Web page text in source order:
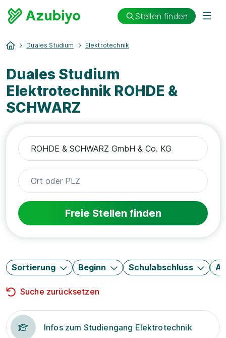
Stellen finden
Duales Studium Elektrotechnik
Duales Studium
Elektrotechnik ROHDE &
SCHWARZ
Freie Stellen finden
Sortierung Beginn Schulabschluss
Suche zurücksetzen
Infos zum Studiengang Elektrotechnik